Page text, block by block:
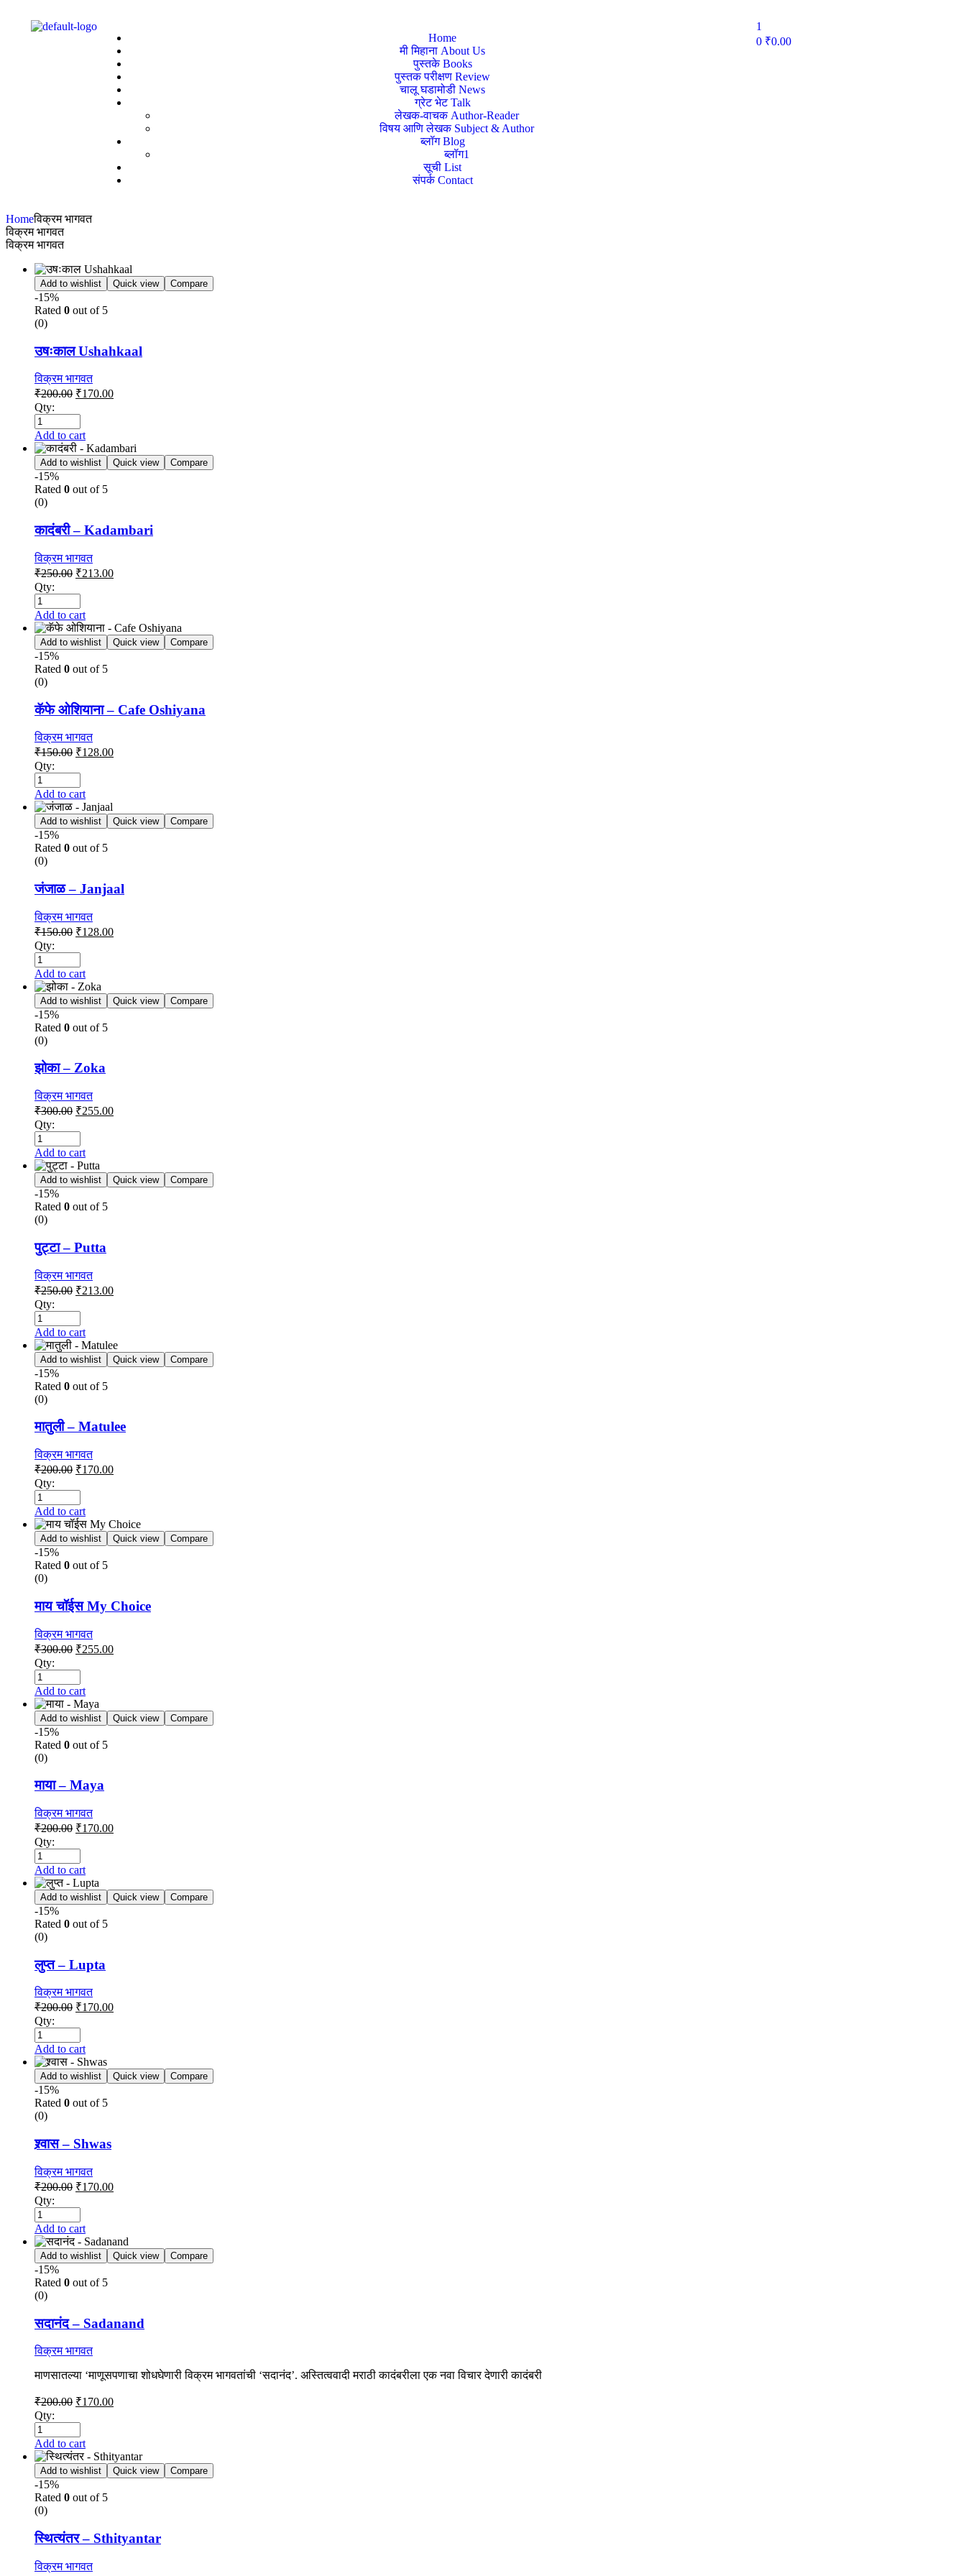
Home
मी मिहाना About Us
पुस्तके Books
पुस्तक परीक्षण Review
चालू घडामोडी News
ग्रेट भेट Talk
लेखक-वाचक Author-Reader
विषय आणि लेखक Subject & Author
ब्लॉग Blog
ब्लॉग1
सूची List
संपर्क Contact
1
0 ₹0.00
Homeविक्रम भागवत
विक्रम भागवत
विक्रम भागवत
Add to wishlist Quick view Compare
-15%
Rated 0 out of 5
(0)
उषःकाल Ushahkaal
विक्रम भागवत
₹200.00 ₹170.00
Qty:
Add to cart
Add to wishlist Quick view Compare
-15%
Rated 0 out of 5
(0)
कादंबरी – Kadambari
विक्रम भागवत
₹250.00 ₹213.00
Qty:
Add to cart
Add to wishlist Quick view Compare
-15%
Rated 0 out of 5
(0)
कॅफे ओशियाना – Cafe Oshiyana
विक्रम भागवत
₹150.00 ₹128.00
Qty:
Add to cart
Add to wishlist Quick view Compare
-15%
Rated 0 out of 5
(0)
जंजाळ – Janjaal
विक्रम भागवत
₹150.00 ₹128.00
Qty:
Add to cart
Add to wishlist Quick view Compare
-15%
Rated 0 out of 5
(0)
झोका – Zoka
विक्रम भागवत
₹300.00 ₹255.00
Qty:
Add to cart
Add to wishlist Quick view Compare
-15%
Rated 0 out of 5
(0)
पुट्टा – Putta
विक्रम भागवत
₹250.00 ₹213.00
Qty:
Add to cart
Add to wishlist Quick view Compare
-15%
Rated 0 out of 5
(0)
मातुली – Matulee
विक्रम भागवत
₹200.00 ₹170.00
Qty:
Add to cart
Add to wishlist Quick view Compare
-15%
Rated 0 out of 5
(0)
माय चॉईस My Choice
विक्रम भागवत
₹300.00 ₹255.00
Qty:
Add to cart
Add to wishlist Quick view Compare
-15%
Rated 0 out of 5
(0)
माया – Maya
विक्रम भागवत
₹200.00 ₹170.00
Qty:
Add to cart
Add to wishlist Quick view Compare
-15%
Rated 0 out of 5
(0)
लुप्त – Lupta
विक्रम भागवत
₹200.00 ₹170.00
Qty:
Add to cart
Add to wishlist Quick view Compare
-15%
Rated 0 out of 5
(0)
श्र्वास – Shwas
विक्रम भागवत
₹200.00 ₹170.00
Qty:
Add to cart
Add to wishlist Quick view Compare
-15%
Rated 0 out of 5
(0)
सदानंद – Sadanand
विक्रम भागवत
माणसातल्या ‌‘माणूसपणाचा शोधघेणारी विक्रम भागवतांची ‌‘सदानंद‌’. अस्तित्ववादी मराठी कादंबरीला एक नवा विचार देणारी कादंबरी
₹200.00 ₹170.00
Qty:
Add to cart
Add to wishlist Quick view Compare
-15%
Rated 0 out of 5
(0)
स्थित्यंतर – Sthityantar
विक्रम भागवत